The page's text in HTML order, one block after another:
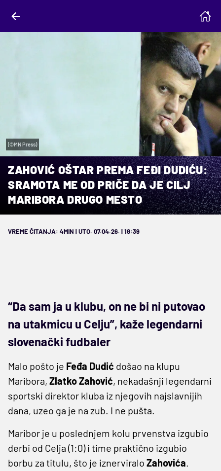
(©MN Press)
ZAHOVIĆ OŠTAR PREMA FEĐI DUDIĆU:
SRAMOTA ME OD PRIČE DA JE CILJ
MARIBORA DRUGO MESTO
VREME ČITANJA: 4MIN | UTO. 07.04.26. | 18:39
“Da sam ja u klubu, on ne bi ni putovao
na utakmicu u Celju”, kaže legendarni
slovenački fudbaler
Malo pošto je Feđa Dudić došao na klupu
Maribora, ZlatkoZahović, nekadašnji legendarni
sportski direktor kluba iz njegovih najslavnijih
dana, uzeo ga je na zub. I ne pušta.
Maribor je u poslednjem kolu prvenstva izgubio
derbi od Celja (1:0) i time praktično izgubio
borbu za titulu, što je iznerviralo Zahovića.